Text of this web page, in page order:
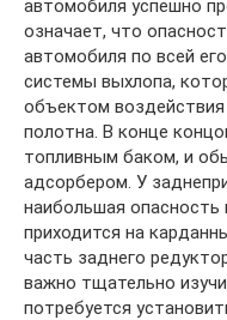
автомобиля успешно
означает, что
автомобиля по всей
системы выхлопа,
объектом
полотна. В конце
топливным баком, и
адсорбером. У
наибольшая опасность
приходится на
часть заднего
важно тщательно
потребуется